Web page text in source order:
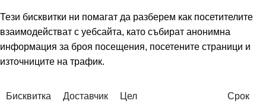
Тези бисквитки ни помагат да разберем как посетителите
взаимодействат с уебсайта, като събират анонимна
информация за броя посещения, посетените страници и
източниците на трафик.
Бисквитка Доставчик Цел Срок